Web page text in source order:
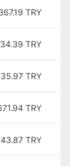
TRY
TRY
TRY
TRY
TRY